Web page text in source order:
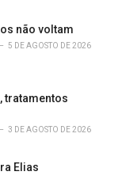
não voltam
5 DE AGOSTO DE 2026
tratamentos
3 DE AGOSTO DE 2026
Elias